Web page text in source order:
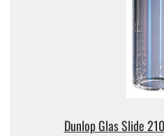
Dunlop Glas Slide